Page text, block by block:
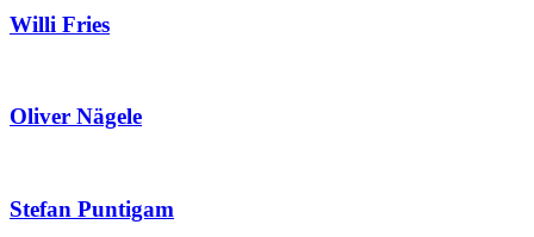
Willi Fries
Oliver Nägele
Stefan Puntigam